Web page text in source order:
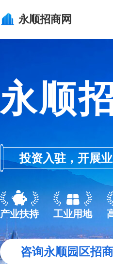
永顺招商网
永顺
投资入驻，开展
产业扶持 工业用地
咨询永顺园区招